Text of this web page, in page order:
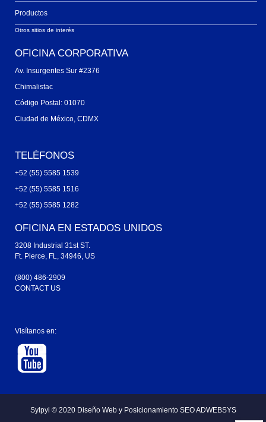
Productos
Otros sitios de interés
OFICINA CORPORATIVA
Av. Insurgentes Sur #2376
Chimalistac
Código Postal: 01070
Ciudad de México, CDMX
TELÉFONOS
+52 (55) 5585 1539
+52 (55) 5585 1516
+52 (55) 5585 1282
OFICINA EN ESTADOS UNIDOS
3208 Industrial 31st ST.
Ft. Pierce, FL, 34946, US
(800) 486-2909
CONTACT US
Visítanos en:
Sylpyl © 2020 Diseño Web y Posicionamiento SEO ADWEBSYS